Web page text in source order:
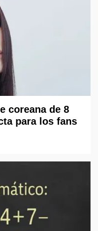
coreana de 8
para los fans